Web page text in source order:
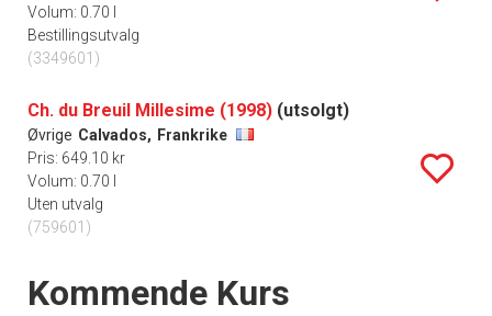
Volum: 0.70 l
Bestillingsutvalg
(3349601)
Ch. du Breuil Millesime (1998) (utsolgt)
Øvrige Calvados, Frankrike
Pris: 649.10 kr
Volum: 0.70 l
Uten utvalg
(759601)
Events
Kommende Kurs